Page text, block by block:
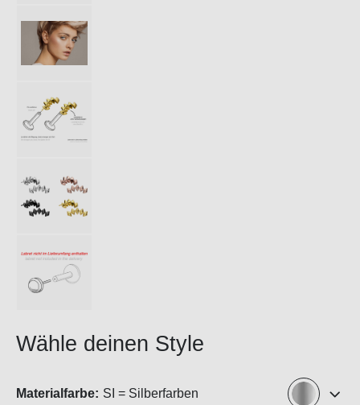
Wähle deinen Style
Materialfarbe: SI = Silberfarben